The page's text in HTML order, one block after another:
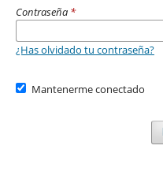
Contraseña *
¿Has olvidado tu contraseña?
Mantenerme conectado